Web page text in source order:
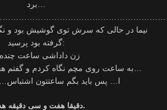
نیما در حالی که سرش توی گوشیش بود و
گرفته بود پرسید:
-زن داداشی ساعت
– ا… پس باید بگم ساعتتون
دقیقا هفت و سی دقیقه هست.